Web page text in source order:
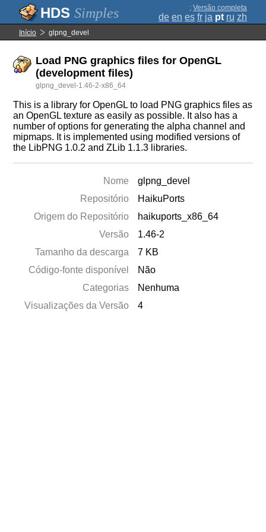
Simples ; Versão completa
de en es fr ja pt ru zh
Início glpng_devel
Load PNG graphics files for OpenGL
(development files)
glpng_devel-1.46-2-x86_64
This is a library for OpenGL to load PNG graphics files as
an OpenGL texture as easily as possible. It also has a
number of options for generating the alpha channel and
mipmaps. It is implemented using modified versions of
the LibPNG 1.0.2 and ZLib 1.1.3 libraries.
Nome
glpng_devel
Repositório
HaikuPorts
Origem do Repositório
haikuports_x86_64
Versão
1.46-2
Tamanho da descarga
7 KB
Código-fonte disponível
Não
Categorias
Nenhuma
Visualizações da Versão
4